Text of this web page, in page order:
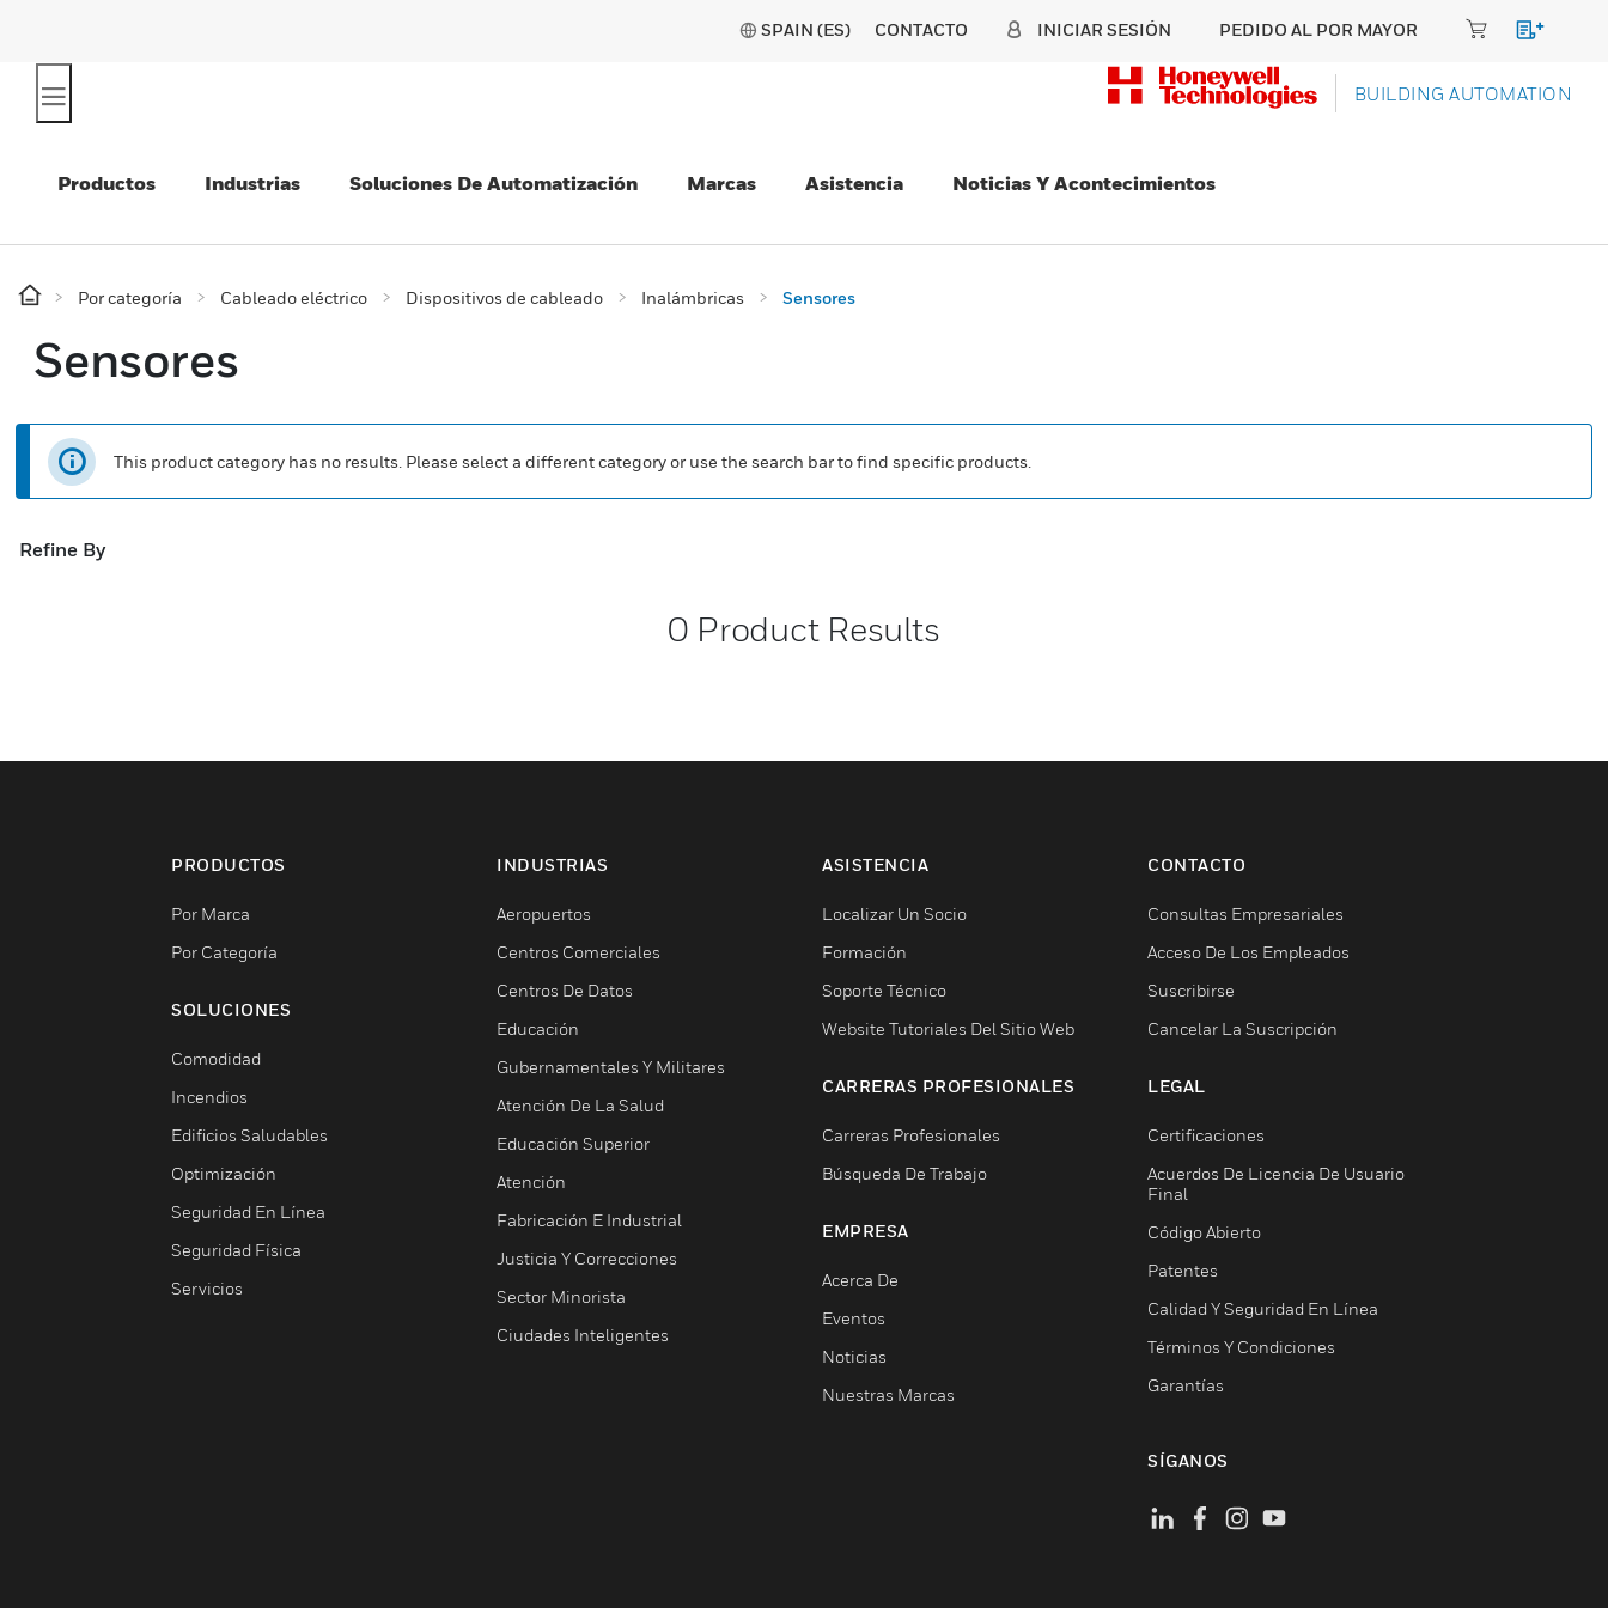
SPAIN (ES) CONTACTO INICIAR SESIÓN PEDIDO AL POR MAYOR
BUILDING AUTOMATION
Productos Industrias Soluciones De Automatización Marcas Asistencia Noticias Y Acontecimientos
Por categoría Cableado eléctrico Dispositivos de cableado Inalámbricas Sensores
Sensores
This product category has no results. Please select a different category or use the search bar to find specific products.
Refine By
0 Product Results
PRODUCTOS
Por Marca
Por Categoría
SOLUCIONES
Comodidad
Incendios
Edificios Saludables
Optimización
Seguridad En Línea
Seguridad Física
Servicios
INDUSTRIAS
Aeropuertos
Centros Comerciales
Centros De Datos
Educación
Gubernamentales Y Militares
Atención De La Salud
Educación Superior
Atención
Fabricación E Industrial
Justicia Y Correcciones
Sector Minorista
Ciudades Inteligentes
ASISTENCIA
Localizar Un Socio
Formación
Soporte Técnico
Website Tutoriales Del Sitio Web
CARRERAS PROFESIONALES
Carreras Profesionales
Búsqueda De Trabajo
EMPRESA
Acerca De
Eventos
Noticias
Nuestras Marcas
CONTACTO
Consultas Empresariales
Acceso De Los Empleados
Suscribirse
Cancelar La Suscripción
LEGAL
Certificaciones
Acuerdos De Licencia De Usuario
Final
Código Abierto
Patentes
Calidad Y Seguridad En Línea
Términos Y Condiciones
Garantías
SÍGANOS